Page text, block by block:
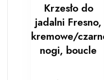
Krzesło do
jadalni Fresno,
kremowe/
nogi, boucle